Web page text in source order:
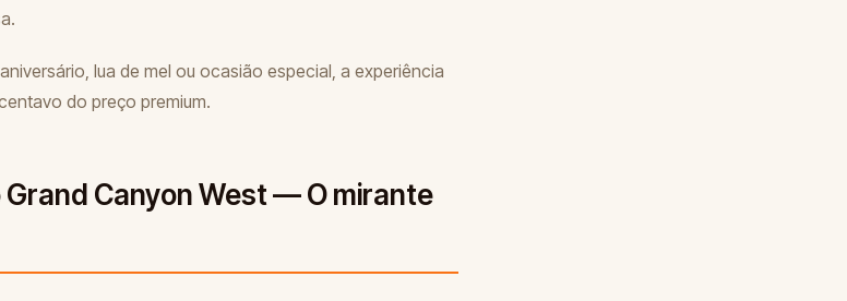
lua de mel ou ocasião especial, a experiência
do preço premium.
Grand Canyon West — O mirante